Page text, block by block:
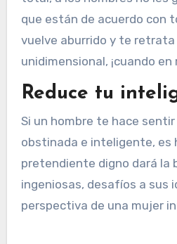
que están de acuerdo con
vuelve aburrido y te retrata
unidimensional, ¡cuando
Reduce tu
Si un hombre te hace
obstinada e inteligente, es
pretendiente digno dará la
ingeniosas, desafíos a sus
perspectiva de una mujer